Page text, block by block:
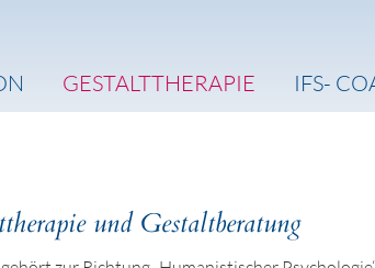
GESTALTTHERAPIE IFS-
und Gestaltberatung